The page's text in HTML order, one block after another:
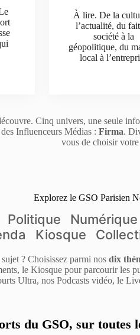
À lire. De la
l’actualité, du
société à la
géopolitique, du
local à
Cinq univers, une seule
Influenceurs Médias : Firma.
vous de choisir votre
Explorez le GSO Parisien
Politique Numérique
Kiosque
? Choisissez parmi nos dix
le Kiosque pour parcourir les
Ultra, nos Podcasts vidéo, le
du GSO, sur toutes